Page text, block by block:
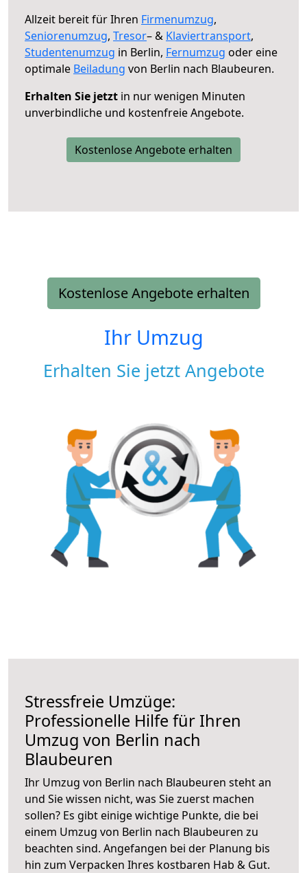
Allzeit bereit für Ihren Firmenumzug,
Seniorenumzug, Tresor– & Klaviertransport,
Studentenumzug in Berlin, Fernumzug oder eine
optimale Beiladung von Berlin nach Blaubeuren.
Erhalten Sie jetzt in nur wenigen Minuten
unverbindliche und kostenfreie Angebote.
Kostenlose Angebote erhalten
Kostenlose Angebote erhalten
Ihr Umzug
Erhalten Sie jetzt Angebote
Stressfreie Umzüge:
Professionelle Hilfe für Ihren
Umzug von Berlin nach
Blaubeuren
Ihr Umzug von Berlin nach Blaubeuren steht an
und Sie wissen nicht, was Sie zuerst machen
sollen? Es gibt einige wichtige Punkte, die bei
einem Umzug von Berlin nach Blaubeuren zu
beachten sind. Angefangen bei der Planung bis
hin zum Verpacken Ihres kostbaren Hab & Gut.